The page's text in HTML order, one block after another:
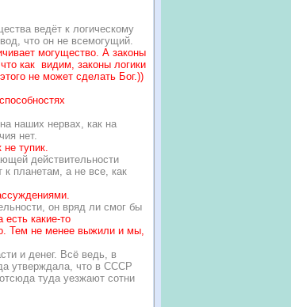
ведёт к логическому
что он не всемогущий.
могущество. А законы
как видим, законы логики
не может сделать Бог.))
наших нервах, как на
нет.
не тупик.
действительности
к планетам, а не все, как
он вряд ли смог бы
какие-то
Тем не менее выжили и мы,
и денег. Всё ведь, в
утверждала, что в СССР
туда уезжают сотни